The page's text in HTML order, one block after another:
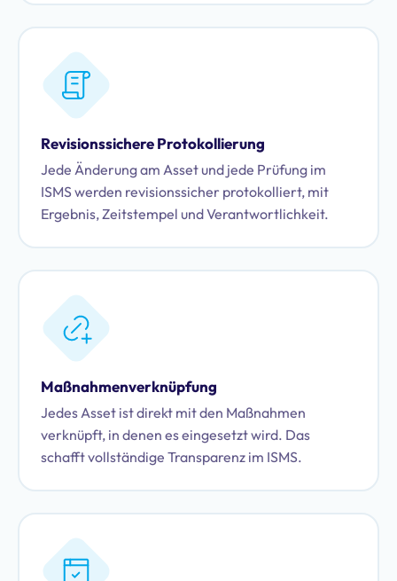
Revisionssichere Protokollierung
Jede Änderung am Asset und jede Prüfung im
ISMS werden revisionssicher protokolliert, mit
Ergebnis, Zeitstempel und Verantwortlichkeit.
Maßnahmenverknüpfung
Jedes Asset ist direkt mit den Maßnahmen
verknüpft, in denen es eingesetzt wird. Das
schafft vollständige Transparenz im ISMS.